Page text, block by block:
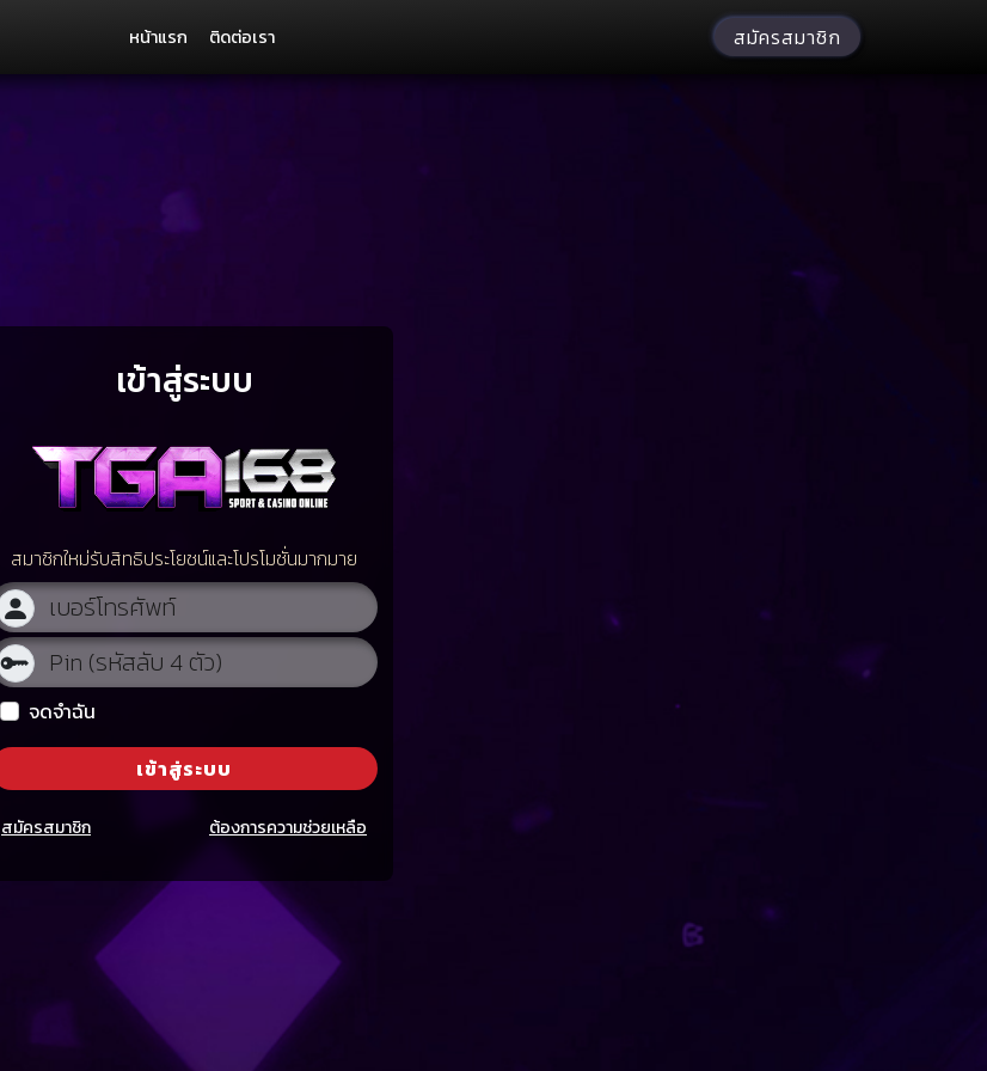
สมัครสมาชิก
หน้าแรก ติดต่อเรา
เข้าสู่ระบบ
สมาชิกใหม่รับสิทธิประโยชน์และโปรโมชั่นมากมาย
จดจำฉัน
เข้าสู่ระบบ
สมัครสมาชิก ต้องการความช่วยเหลือ